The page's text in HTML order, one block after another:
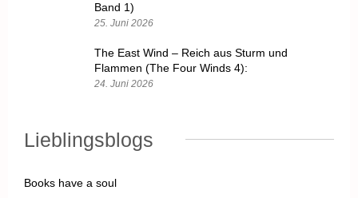
Band 1)
25. Juni 2026
The East Wind – Reich aus Sturm und
Flammen (The Four Winds 4):
24. Juni 2026
Lieblingsblogs
Books have a soul